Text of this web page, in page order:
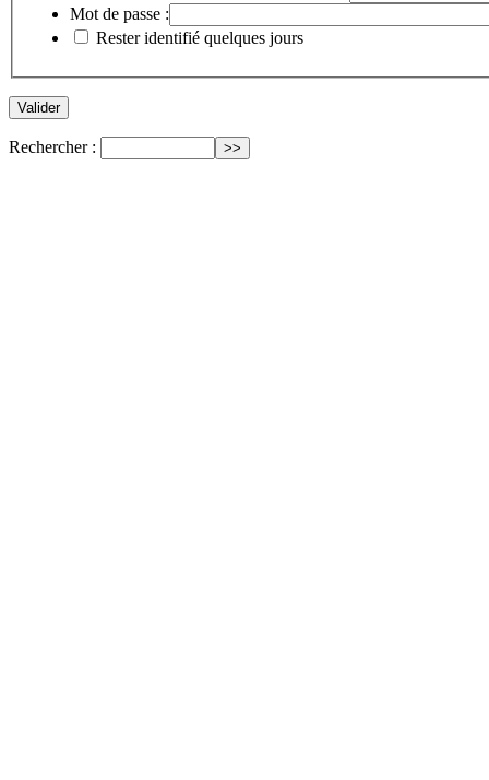
Mot de passe :
Rester identifié quelques jours
Rechercher :